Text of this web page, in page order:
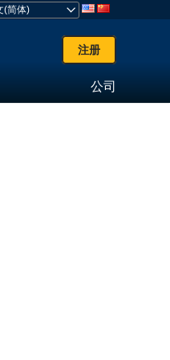
注册
公司